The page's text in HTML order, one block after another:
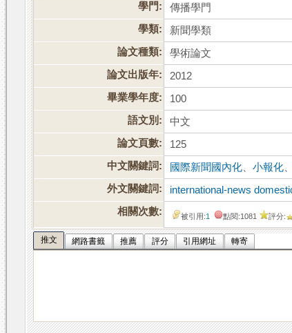
學門:
傳播學門
學類:
新聞學類
論文種類:
學術論文
論文出版年:
2012
畢業學年度:
100
語文別:
中文
論文頁數:
125
中文關鍵詞:
國際新聞國內化 、小報化
外文關鍵詞:
international-news
相關次數:
被引用:1 點閱:1081 評分:
推文 網路書籤 推薦 評分 引用網址 轉寄